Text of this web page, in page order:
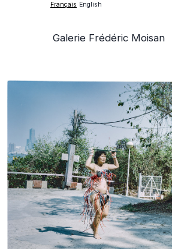
Français English
Galerie Frédéric Moisan